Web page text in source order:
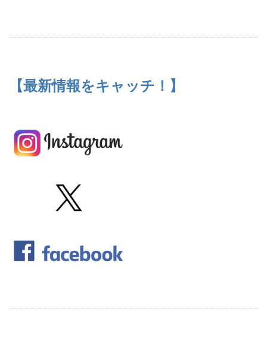
【最新情報をキャッチ！】